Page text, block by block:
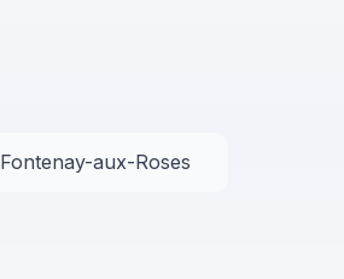
Fontenay-aux-Roses